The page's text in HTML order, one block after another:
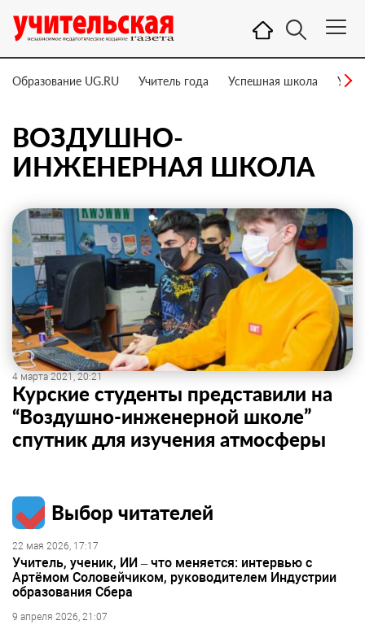
Образование UG.RU Учитель года Успешная школа
ВОЗДУШНО-
ИНЖЕНЕРНАЯ ШКОЛА
4 марта 2021, 20:21
Курские студенты представили на
“Воздушно-инженерной школе”
спутник для изучения атмосферы
Выбор читателей
22 мая 2026, 17:17
Учитель, ученик, ИИ – что меняется: интервью с
Артёмом Соловейчиком, руководителем Индустрии
образования Сбера
9 апреля 2026, 21:07